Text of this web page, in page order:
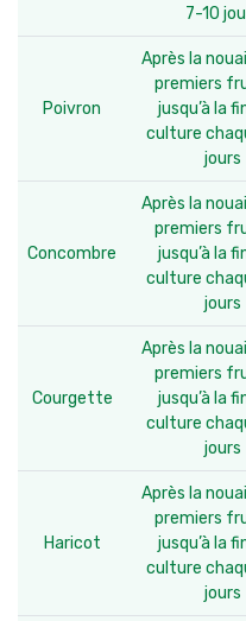
7-10
Poivron
Après la
premiers
jusqu’à la
culture
jours
Concombre
Après la
premiers
jusqu’à la
culture
jours
Courgette
Après la
premiers
jusqu’à la
culture
jours
Haricot
Après la
premiers
jusqu’à la
culture
jours